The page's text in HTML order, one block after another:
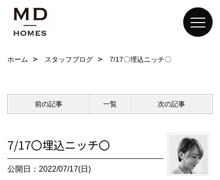
ホーム スタッフブログ 7/17〇埋込ニッチ〇
前の記事 一覧 次の記事
7/17〇埋込ニッチ〇
公開日：2022/07/17(日)